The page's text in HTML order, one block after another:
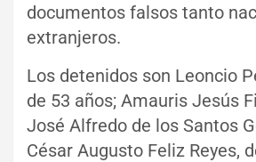
documentos falsos tanto
extranjeros.
Los detenidos son Leoncio
de 53 años; Amauris Jesús
José Alfredo de los Santos
César Augusto Feliz Reyes,